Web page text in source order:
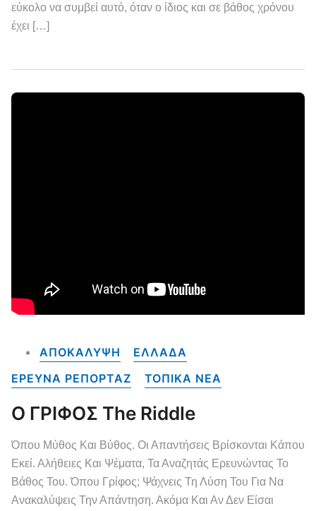
εύκολο να συμβεί αυτό, όταν ο ίδιος και σε βάθος χρόνου
έχει […]
ΑΠΟΚΑΛΥΨΗ
ΕΛΛΑΔΑ
ΕΡΕΥΝΑ ΡΕΠΟΡΤΑΖ
ΤΟΠΙΚΑ NEA
Ο ΓΡΙΦΟΣ The Riddle
Όπου Μύθος Και Βύθος. Οι Απαντήσεις Βρίσκονται Κάπου
Εκεί. Αλήθειες Και Ψέματα, Τα Αναζητάς Ερευνώντας Το
Βάθος Του. Όπου Γρίφος; Ψάχνεις Τη Λύση Του Για Να
Ανακαλύψεις Την Απάντηση. Ακόμα Και Αν Δεν Είσαι